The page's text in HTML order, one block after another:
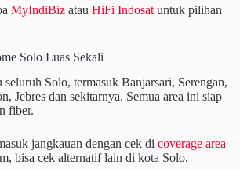
MyIndiBiz atau HiFi Indosat untuk pilihan
Solo Luas Sekali
Solo, termasuk Banjarsari, Serengan,
Jebres dan sekitarnya. Semua area ini siap
fiber.
jangkauan dengan cek di coverage area
bisa cek alternatif lain di kota Solo.